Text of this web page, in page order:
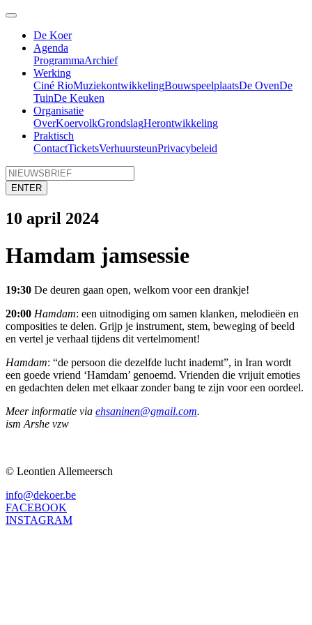
De Koer
Agenda
ProgrammaArchief
Werking
Ciné RioMuziekontwikkelingBouwspeelplaatsDe OvenDe
TuinDe Keuken
Organisatie
OverKoervolkGrondslagHerontwikkeling
Praktisch
ContactTicketsVerhuursteunPrivacybeleid
ENTER
10 april 2024
Hamdam jamsessie
19:30 De deuren gaan open, welkom voor een drankje!
20:00 Hamdam: een uitnodiging om samen klanken, melodieën en
composities te delen. Grijp je instrument, stem, beweging of beeld
en vertel je verhaal tijdens dit vertelmoment!
Hamdam: “de persoon die dezelfde lucht inademt”, in Iran wordt
een goede vriend ‘Hamdam’ genoemd. Vrienden die vrijuit emoties
en gedachten delen met elkaar zonder bang te zijn voor een oordeel.
Meer informatie via ehsaninen@gmail.com.
ism Arshe vzw
© Leontien Allemeersch
info@dekoer.be
FACEBOOK
INSTAGRAM